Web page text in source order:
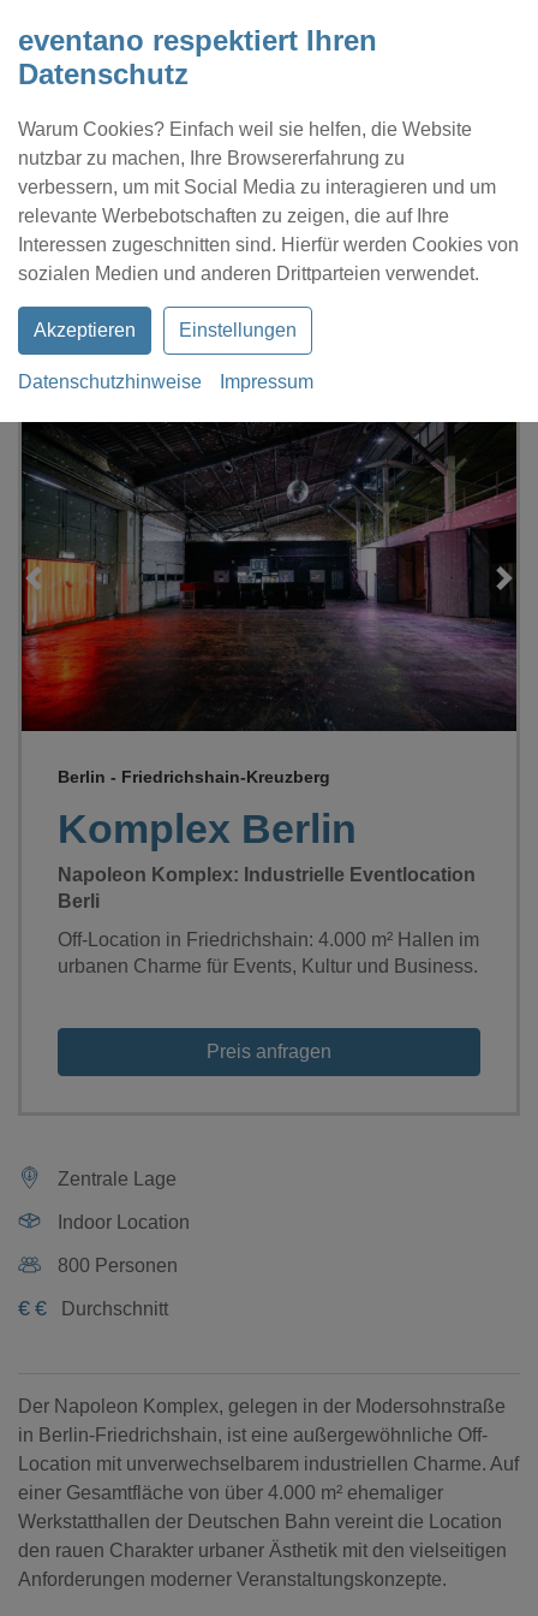
eventano respektiert Ihren
Datenschutz
Warum Cookies? Einfach weil sie helfen, die Website
nutzbar zu machen, Ihre Browsererfahrung zu
verbessern, um mit Social Media zu interagieren und um
relevante Werbebotschaften zu zeigen, die auf Ihre
Interessen zugeschnitten sind. Hierfür werden Cookies von
sozialen Medien und anderen Drittparteien verwendet.
Akzeptieren Einstellungen
Datenschutzhinweise Impressum
Kontakt Location eintragen Profil
Komplex Berlin
Loading...
Komplex Berlin
Berlin - Friedrichshain-Kreuzberg
Napoleon Komplex: Industrielle Eventlocation
Berli
Off-Location in Friedrichshain: 4.000 m² Hallen im
urbanen Charme für Events, Kultur und Business.
Preis anfragen
Zentrale Lage
Indoor Location
800 Personen
€ € Durchschnitt
Der Napoleon Komplex, gelegen in der Modersohnstraße
in Berlin-Friedrichshain, ist eine außergewöhnliche Off-
Location mit unverwechselbarem industriellen Charme. Auf
einer Gesamtfläche von über 4.000 m² ehemaliger
Werkstatthallen der Deutschen Bahn vereint die Location
den rauen Charakter urbaner Ästhetik mit den vielseitigen
Anforderungen moderner Veranstaltungskonzepte.